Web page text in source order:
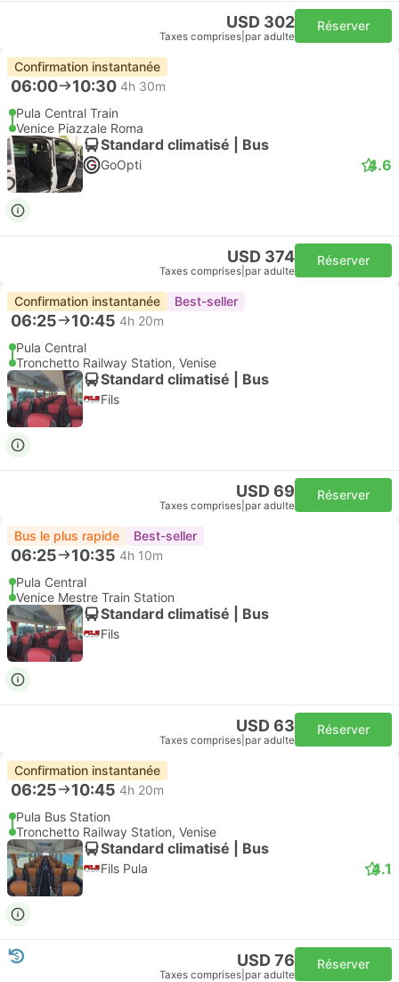
USD 302
Taxes comprises par adulte
Réserver
Confirmation instantanée
06:00 10:30 4h 30m
Pula Central Train
Venice Piazzale Roma
Standard climatisé | Bus
GoOpti 4.6
USD 374
Taxes comprises par adulte
Réserver
Confirmation instantanée Best-seller
06:25 10:45 4h 20m
Pula Central
Tronchetto Railway Station, Venise
Standard climatisé | Bus
Fils
USD 69
Taxes comprises par adulte
Réserver
Bus le plus rapide Best-seller
06:25 10:35 4h 10m
Pula Central
Venice Mestre Train Station
Standard climatisé | Bus
Fils
USD 63
Taxes comprises par adulte
Réserver
Confirmation instantanée
06:25 10:45 4h 20m
Pula Bus Station
Tronchetto Railway Station, Venise
Standard climatisé | Bus
Fils Pula 4.1
USD 76
Taxes comprises par adulte
Réserver